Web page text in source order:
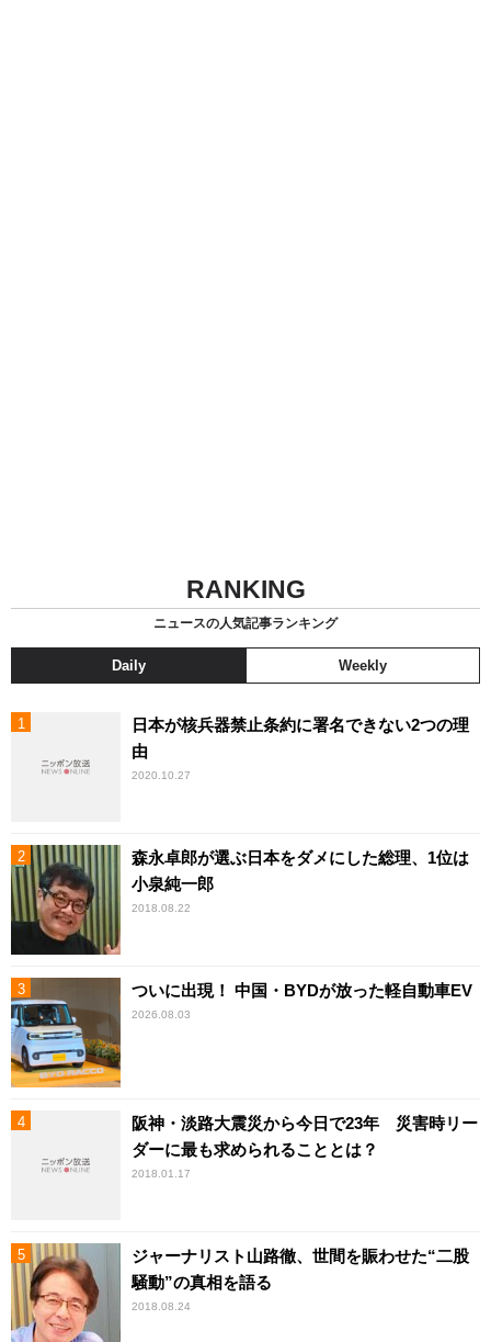
RANKING
ニュースの人気記事ランキング
Daily Weekly
日本が核兵器禁止条約に署名できない2つの理
由
2020.10.27
森永卓郎が選ぶ日本をダメにした総理、1位は
小泉純一郎
2018.08.22
ついに出現！ 中国・BYDが放った軽自動車EV
2026.08.03
阪神・淡路大震災から今日で23年 災害時リー
ダーに最も求められることとは？
2018.01.17
ジャーナリスト山路徹、世間を賑わせた“二股
騒動”の真相を語る
2018.08.24